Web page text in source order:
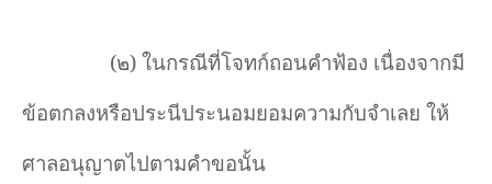
(๒) ในกรณีที่โจทก์ถอนคำฟ้อง เนื่องจากมี
ข้อตกลงหรือประนีประนอมยอมความกับจำเลย ให้
ศาลอนุญาตไปตามคำขอนั้น